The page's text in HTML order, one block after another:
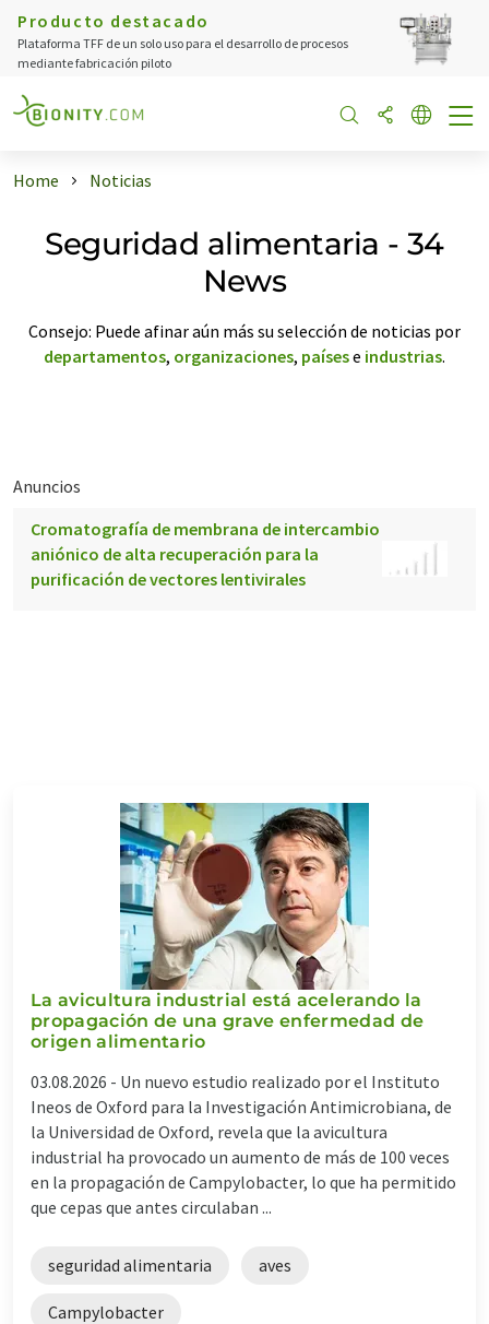
Producto destacado
Plataforma TFF de un solo uso para el desarrollo de procesos
mediante fabricación piloto
Home Noticias
Seguridad alimentaria - 34
News
Consejo: Puede afinar aún más su selección de noticias por
departamentos, organizaciones, paísese industrias.
Anuncios
Cromatografía de membrana de intercambio
aniónico de alta recuperación para la
purificación de vectores lentivirales
La avicultura industrial está acelerando la
propagación de una grave enfermedad de
origen alimentario
03.08.2026 - Un nuevo estudio realizado por el Instituto
Ineos de Oxford para la Investigación Antimicrobiana, de
la Universidad de Oxford, revela que la avicultura
industrial ha provocado un aumento de más de 100 veces
en la propagación de Campylobacter, lo que ha permitido
que cepas que antes circulaban ...
seguridad alimentaria aves
Campylobacter